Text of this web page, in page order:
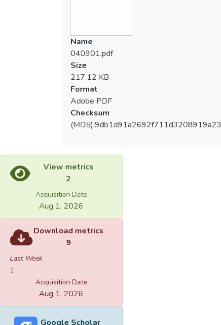
Name
040901.pdf
Size
217.12 KB
Format
Adobe PDF
Checksum
View metrics
2
Acquisition Date
Aug 1, 2026
Download metrics
9
Last Week
1
Acquisition Date
Aug 1, 2026
Google Scholar